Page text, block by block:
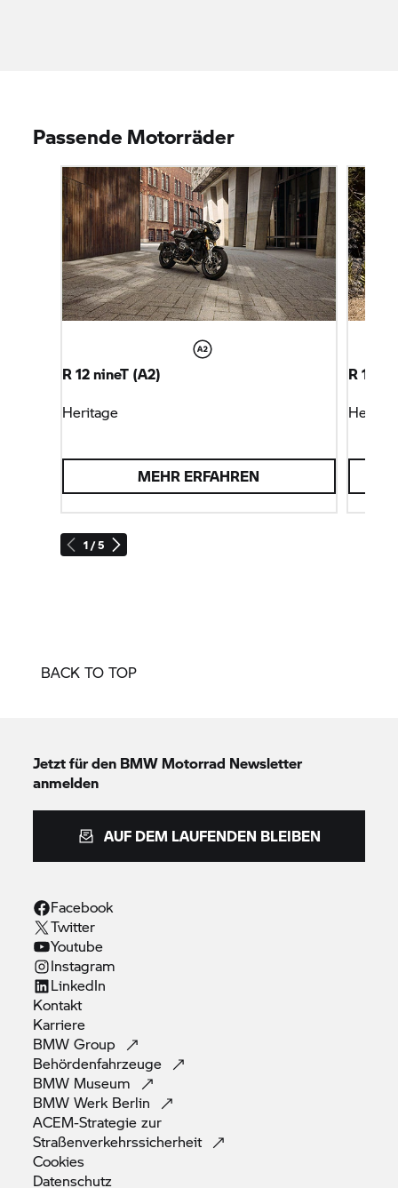
Passende Motorräder
1 / 5
R 12 nineT (A2)
Heritage
MEHR ERFAHREN
R 12
BACK TO TOP
Jetzt für den BMW Motorrad Newsletter
anmelden
AUF DEM LAUFENDEN BLEIBEN
Facebook
Twitter
Youtube
Instagram
LinkedIn
Kontakt
Karriere
BMWGroup
Behördenfahrzeuge
BMW Museum
BMW Werk Berlin
ACEM-Strategie zur
Straßenverkehrssicherheit
Cookies
Datenschutz